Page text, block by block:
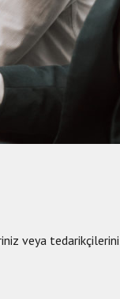
veya